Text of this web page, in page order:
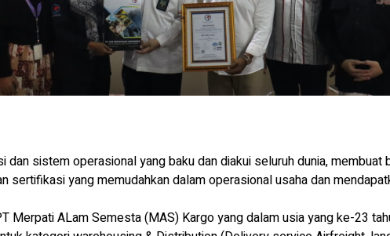
dan sistem operasional yang baku dan diakui seluruh dunia, membuat
sertifikasi yang memudahkan dalam operasional usaha dan
Merpati ALam Semesta (MAS) Kargo yang dalam usia yang ke-23